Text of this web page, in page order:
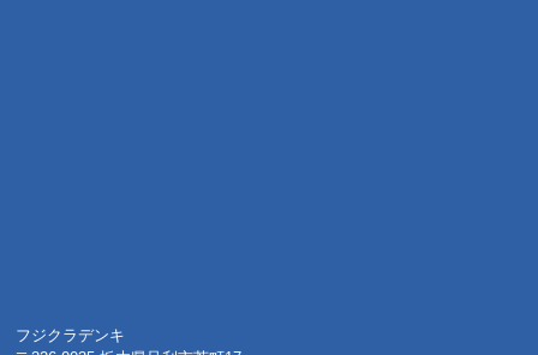
フジクラデンキ